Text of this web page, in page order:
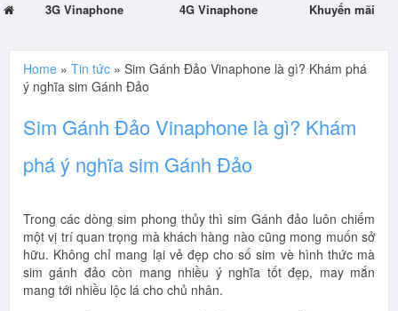
3G Vinaphone 4G Vinaphone Khuyến mãi
Home » Tin tức » Sim Gánh Đảo Vinaphone là gì? Khám phá
ý nghĩa sim Gánh Đảo
Sim Gánh Đảo Vinaphone là gì? Khám
phá ý nghĩa sim Gánh Đảo
Trong các dòng sim phong thủy thì sim Gánh đảo luôn chiếm
một vị trí quan trọng mà khách hàng nào cũng mong muốn sở
hữu. Không chỉ mang lại vẻ đẹp cho số sim vè hình thức mà
sim gánh đảo còn mang nhiều ý nghĩa tốt đẹp, may mắn
mang tới nhiều lộc lá cho chủ nhân.